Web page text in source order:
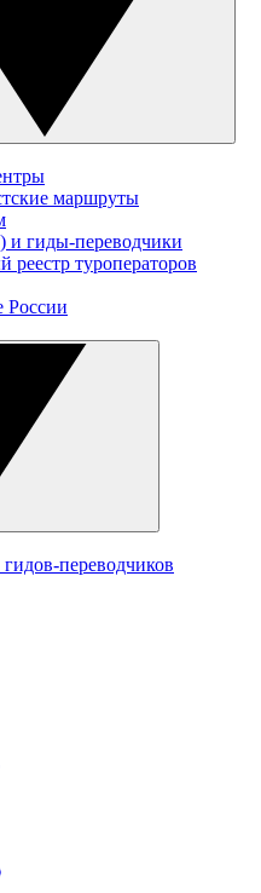
маршруты
и гиды-переводчики
туроператоров
России
переводчиков